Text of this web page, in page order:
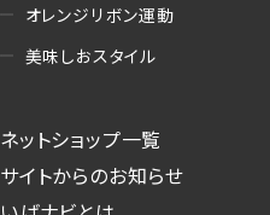
オレンジリボン運動
美味しおスタイル
ネットショップ一覧
サイトからのお知らせ